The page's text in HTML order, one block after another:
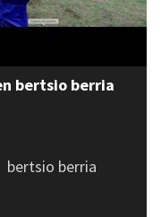
bertsio berria
bertsio berria